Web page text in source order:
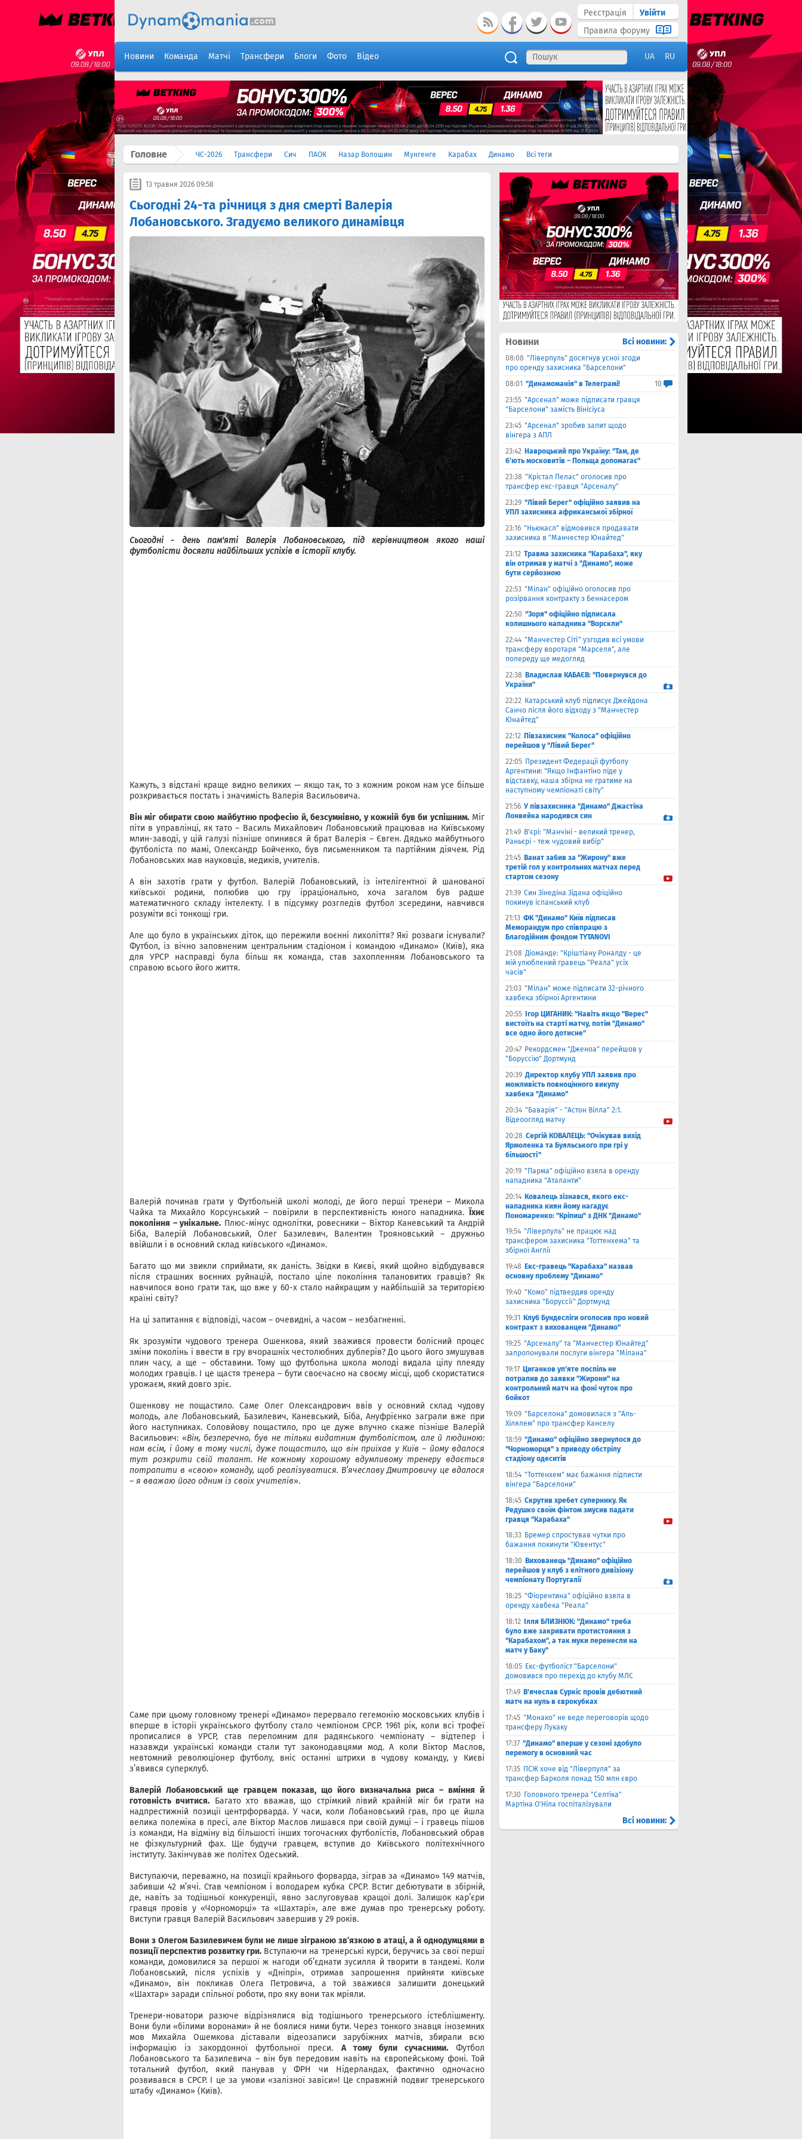
Реєстрація
Увійти
Правила форуму
Новини Команда Матчі Трансфери Блоги Фото Відео UA RU
Головне ЧС-2026 Трансфери Сич ПАОК Назар Волошин Мунгенге Карабах Динамо Всі теги
13 травня 2026 09:58
Сьогодні 24-та річниця з дня смерті Валерія
Лобановського. Згадуємо великого динамівця
Сьогодні - день пам'яті Валерія Лобановського, під керівництвом якого наші
футболісти досягли найбільших успіхів в історії клубу.
Кажуть, з відстані краще видно великих — якщо так, то з кожним роком нам усе більше
розкривається постать і значимість Валерія Васильовича.
Він міг обирати свою майбутню професію й, безсумнівно, у кожній був би успішним.Міг
піти в управлінці, як тато – Василь Михайлович Лобановський працював на Київському
млин-заводі, у цій галузі пізніше опинився й брат Валерія – Євген. Дядько майбутнього
футболіста по мамі, Олександр Бойченко, був письменником та партійним діячем. Рід
Лобановських мав науковців, медиків, учителів.
А він захотів грати у футбол. Валерій Лобановський, із інтелігентної й шанованої
київської родини, полюбив цю гру ірраціонально, хоча загалом був радше
математичного складу інтелекту. І в підсумку розгледів футбол зсередини, навчився
розуміти всі тонкощі гри.
Але що було в українських діток, що пережили воєнні лихоліття? Які розваги існували?
Футбол, із вічно заповненим центральним стадіоном і командою «Динамо» (Київ), яка
для УРСР насправді була більш як команда, став захопленням Лобановського та
справою всього його життя.
Валерій починав грати у Футбольній школі молоді, де його перші тренери – Микола
Чайка та Михайло Корсунський – повірили в перспективність юного нападника. Їхнє
покоління – унікальне. Плюс-мінус однолітки, ровесники – Віктор Каневський та Андрій
Біба, Валерій Лобановський, Олег Базилевич, Валентин Трояновський – дружньо
ввійшли і в основний склад київського «Динамо».
Багато що ми звикли сприймати, як даність. Звідки в Києві, який щойно відбудувався
після страшних воєнних руйнацій, постало ціле покоління талановитих гравців? Як
навчилося воно грати так, що вже у 60-х стало найкращим у найбільшій за територією
країні світу?
На ці запитання є відповіді, часом – очевидні, а часом – незбагненні.
Як зрозуміти чудового тренера Ошенкова, який зважився провести болісний процес
зміни поколінь і ввести в гру вчорашніх честолюбних дублерів? До цього його змушував
плин часу, а ще – обставини. Тому що футбольна школа молоді видала цілу плеяду
молодих гравців. І це щастя тренера – бути своєчасно на своєму місці, щоб скористатися
урожаєм, який довго зріє.
Ошенкову не пощастило. Саме Олег Олександрович ввів у основний склад чудову
молодь, але Лобановський, Базилевич, Каневський, Біба, Ануфрієнко заграли вже при
його наступниках. Соловйову пощастило, про це дуже влучно скаже пізніше Валерій
Васильович: «Він, безперечно, був не тільки видатним футболістом, але й людиною:
нам всім, і йому в тому числі, дуже пощастило, що він приїхав у Київ – йому вдалося
тут розкрити свій талант. Не кожному хорошому вдумливому тренеру вдається
потрапити в «свою» команду, щоб реалізуватися. В’ячеславу Дмитровичу це вдалося
– я вважаю його одним із своїх учителів».
Саме при цьому головному тренері «Динамо» перервало гегемонію московських клубів і
вперше в історії українського футболу стало чемпіоном СРСР. 1961 рік, коли всі трофеї
прописалися в УРСР, став переломним для радянського чемпіонату – відтепер і
назавжди українські команди стали тут законодавцями мод. А коли Віктор Маслов,
невтомний революціонер футболу, вніс останні штрихи в чудову команду, у Києві
з’явився суперклуб.
Валерій Лобановський ще гравцем показав, що його визначальна риса – вміння й
готовність вчитися. Багато хто вважав, що стрімкий лівий крайній міг би грати на
надпрестижній позиції центрфорварда. У часи, коли Лобановський грав, про це йшла
велика полеміка в пресі, але Віктор Маслов лишався при своїй думці – і гравець пішов
із команди, На відміну від більшості інших тогочасних футболістів, Лобановський обрав
не фізкультурний фах. Ще будучи гравцем, вступив до Київського політехнічного
інституту. Закінчував же політех Одеський.
Виступаючи, переважно, на позиції крайнього форварда, зіграв за «Динамо» 149 матчів,
забивши 42 м’ячі. Став чемпіоном і володарем кубка СРСР. Встиг дебютувати в збірній,
де, навіть за тодішньої конкуренції, явно заслуговував кращої долі. Залишок кар’єри
гравця провів у «Чорноморці» та «Шахтарі», але вже думав про тренерську роботу.
Виступи гравця Валерій Васильович завершив у 29 років.
Вони з Олегом Базилевичем були не лише зіграною зв’язкою в атаці, а й однодумцями в
позиції перспектив розвитку гри. Вступаючи на тренерські курси, беручись за свої перші
команди, домовилися за першої ж нагоди об’єднати зусилля й творити в тандемі. Коли
Лобановський, після успіхів у «Дніпрі», отримав запрошення прийняти київське
«Динамо», він покликав Олега Петровича, а той зважився залишити донецький
«Шахтар» заради спільної роботи, про яку вони так мріяли.
Тренери-новатори разюче відрізнялися від тодішнього тренерського істеблішменту.
Вони були «білими воронами» й не боялися ними бути. Через тонкого знавця іноземних
мов Михайла Ошемкова діставали відеозаписи зарубіжних матчів, збирали всю
інформацію із закордонної футбольної преси. А тому були сучасними.Футбол
Лобановського та Базилевича – він був передовим навіть на європейському фоні. Той
тотальний футбол, який панував у ФРН чи Нідерландах, фактично одночасно
розвивався в СРСР. І це за умови «залізної завіси»! Це справжній подвиг тренерського
штабу «Динамо» (Київ).
Новини Всі новини:
08:08 "Ліверпуль" досягнув усної згоди
про оренду захисника "Барселони"
08:01 "Динамоманія" в Телеграмі!
10
23:55 "Арсенал" може підписати гравця
"Барселони" замість Вінісіуса
23:45 "Арсенал" зробив запит щодо
вінгера з АПЛ
23:42 Навроцький про Україну: "Там, де
б’ють московитів – Польща допомагає"
23:38 "Крістал Пелас" оголосив про
трансфер екс-гравця "Арсеналу"
23:29 "Лівий Берег" офіційно заявив на
УПЛ захисника африканської збірної
23:16 "Ньюкасл" відмовився продавати
захисника в "Манчестер Юнайтед"
23:12 Травма захисника "Карабаха", яку
він отримав у матчі з "Динамо", може
бути серйозною
22:53 "Мілан" офіційно оголосив про
розірвання контракту з Беннасером
22:50 "Зоря" офіційно підписала
колишнього нападника "Ворскли"
22:44 "Манчестер Сіті" узгодив всі умови
трансферу воротаря "Марселя", але
попереду ще медогляд
22:38 Владислав КАБАЄВ: "Повернувся до
України"
22:22 Катарський клуб підписує Джейдона
Санчо після його відходу з "Манчестер
Юнайтед"
22:12 Півзахисник "Колоса" офіційно
перейшов у "Лівий Берег"
22:05 Президент Федерації футболу
Аргентини: "Якщо Інфантіно піде у
відставку, наша збірна не гратиме на
наступному чемпіонаті світу"
21:56 У півзахисника "Динамо" Джастіна
Лонвейка народився син
21:49 В'єрі: "Манчіні - великий тренер,
Раньєрі - теж чудовий вибір"
21:45 Ванат забив за "Жирону" вже
третій гол у контрольних матчах перед
стартом сезону
21:39 Син Зінедіна Зідана офіційно
покинув іспанський клуб
21:13 ФК "Динамо" Київ підписав
Меморандум про співпрацю з
Благодійним фондом TYTANOVI
21:08 Діоманде: "Кріштіану Роналду - це
мій улюблений гравець "Реала" усіх
часів"
21:03 "Мілан" може підписати 32-річного
хавбека збірної Аргентини
20:55
Ігор ЦИГАНИК: "Навіть якщо "Верес"
вистоїть на старті матчу, потім "Динамо"
все одно його дотисне"
20:47 Рекордсмен "Дженоа" перейшов у
"Боруссію" Дортмунд
20:39 Директор клубу УПЛ заявив про
можливість повноцінного викупу
хавбека "Динамо"
20:34 "Баварія" - "Астон Вілла" 2:1.
Відеоогляд матчу
20:28 Сергій КОВАЛЕЦЬ: "Очікував вихід
Ярмоленка та Буяльського при грі у
більшості"
20:19 "Парма" офіційно взяла в оренду
нападника "Аталанти"
20:14 Ковалець зізнався, якого екс-
нападника киян йому нагадує
Пономаренко: "Кріпиш" з ДНК "Динамо"
19:54 "Ліверпуль" не працює над
трансфером захисника "Тоттенхема" та
збірної Англії
19:48 Екс-гравець "Карабаха" назвав
основну проблему "Динамо"
19:40 "Комо" підтвердив оренду
захисника "Боруссії" Дортмунд
19:31
Клуб Бундесліги оголосив про новий
контракт з вихованцем "Динамо"
19:25 "Арсеналу" та "Манчестер Юнайтед"
запропонували послуги вінгера "Мілана"
19:17 Циганков уп'яте поспіль не
потрапив до заявки "Жирони" на
контрольний матч на фоні чуток про
бойкот
19:09 "Барселона" домовилася з "Аль-
Хілялем" про трансфер Канселу
18:59 "Динамо" офіційно звернулося до
"Чорноморця" з приводу обстрілу
стадіону одеситів
18:54 "Тоттенхем" має бажання підписти
вінгера "Барселони"
18:45 Скрутив хребет супернику. Як
Редушко своїм фінтом змусив падати
гравця "Карабаха"
18:33 Бремер спростував чутки про
бажання покинути "Ювентус"
18:30 Вихованець "Динамо" офіційно
перейшов у клуб з елітного дивізіону
чемпіонату Португалії
18:25 "Фіорентина" офіційно взяла в
оренду хавбека "Реала"
18:12
Ілля БЛИЗНЮК: "Динамо" треба
було вже закривати протистояння з
"Карабахом", а так муки перенесли на
матч у Баку"
18:05 Екс-футболіст "Барселони"
домовився про перехід до клубу МЛС
17:49 В'ячеслав Суркіс провів дебютний
матч на нуль в єврокубках
17:45 "Монако" не веде переговорів щодо
трансферу Лукаку
17:37 "Динамо" вперше у сезоні здобуло
перемогу в основний час
17:35 ПСЖ хоче від "Ліверпуля" за
трансфер Барколя понад 150 млн євро
17:30 Головного тренера "Селтіка"
Мартіна О'Ніла госпіталізували
Всі новини: